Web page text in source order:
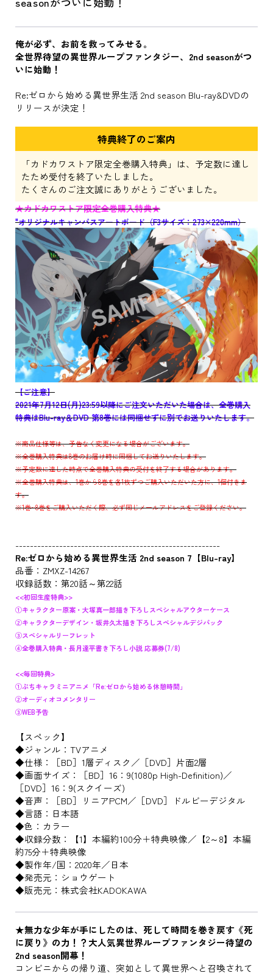
俺が必ず、お前を救ってみせる。
全世界待望の異世界ループファンタジー、2nd seasonがつ
いに始動！
Re:ゼロから始める異世界生活 2nd season Blu-ray&DVDの
リリースが決定！
特典終了のご案内
「カドカワストア限定全巻購入特典」は、予定数に達し
たため受付を終了いたしました。
たくさんのご注文誠にありがとうございました。
★カドカワストア限定全巻購入特典★
"オリジナルキャンパスアートボード（F3サイズ：273×220mm）
【ご注意】
2021年7月12日(月)23:59以降にご注文いただいた場合は、全巻購入
特典はBlu-ray＆DVD 第8巻には同梱せずに別でお送りいたします。
※商品仕様等は、予告なく変更になる場合がございます。
※全巻購入特典は8巻のお届け時に同梱してお送りいたします。
※予定数に達した時点で全巻購入特典の受付を終了する場合があります。
※全巻購入特典は、1巻から8巻を各1枚ずつご購入いただいた方に、1個付きま
す。
※1巻~8巻をご購入いただく際、必ず同じメールアドレスをご登録ください。
--------------------------------------------------------
Re:ゼロから始める異世界生活 2nd season 7【Blu-ray】
品番：ZMXZ-14267
収録話数：第20話～第22話
<<初回生産特典>>
①キャラクター原案・大塚真一郎描き下ろしスペシャルアウターケース
②キャラクターデザイン・坂井久太描き下ろしスペシャルデジパック
③スペシャルリーフレット
④全巻購入特典・長月達平書き下ろし小説 応募券(7/8)
<<毎回特典>
①ぷちキャラミニアニメ「Re:ゼロから始める休憩時間」
②オーディオコメンタリー
③WEB予告
【スペック】
◆ジャンル：TVアニメ
◆仕様：［BD］1層ディスク／［DVD］片面2層
◆画面サイズ：［BD］16：9(1080p High-Definition)／
［DVD］16：9(スクイーズ)
◆音声：［BD］リニアPCM／［DVD］ドルビーデジタル
◆言語：日本語
◆色：カラー
◆収録分数：【1】本編約100分＋特典映像／【2～8】本編
約75分＋特典映像
◆製作年/国：2020年／日本
◆発売元：ショウゲート
◆販売元：株式会社KADOKAWA
★無力な少年が手にしたのは、死して時間を巻き戻す《死
に戻り》の力！？大人気異世界ループファンタジー待望の
2nd season開幕！
コンビニからの帰り道、突如として異世界へと召喚されて